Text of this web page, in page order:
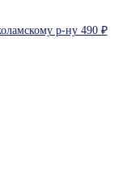
р-ну 490 ₽